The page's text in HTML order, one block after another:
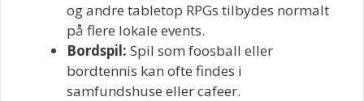
og andre tabletop RPGs tilbydes normalt
på flere lokale events.
Bordspil: Spil som foosball eller
bordtennis kan ofte findes i
samfundshuse eller cafeer.